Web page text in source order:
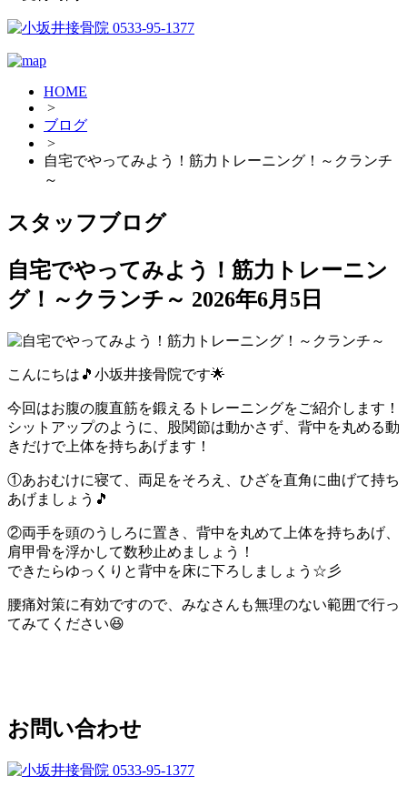
HOME
>
ブログ
>
自宅でやってみよう！筋力トレーニング！～クランチ
～
スタッフブログ
自宅でやってみよう！筋力トレーニン
グ！～クランチ～ 2026年6月5日
こんにちは🎵小坂井接骨院です🌟
今回はお腹の腹直筋を鍛えるトレーニングをご紹介します！
シットアップのように、股関節は動かさず、背中を丸める動
きだけで上体を持ちあげます！
①あおむけに寝て、両足をそろえ、ひざを直角に曲げて持ち
あげましょう🎵
②両手を頭のうしろに置き、背中を丸めて上体を持ちあげ、
肩甲骨を浮かして数秒止めましょう！
できたらゆっくりと背中を床に下ろしましょう☆彡
腰痛対策に有効ですので、みなさんも無理のない範囲で行っ
てみてください😆
お問い合わせ